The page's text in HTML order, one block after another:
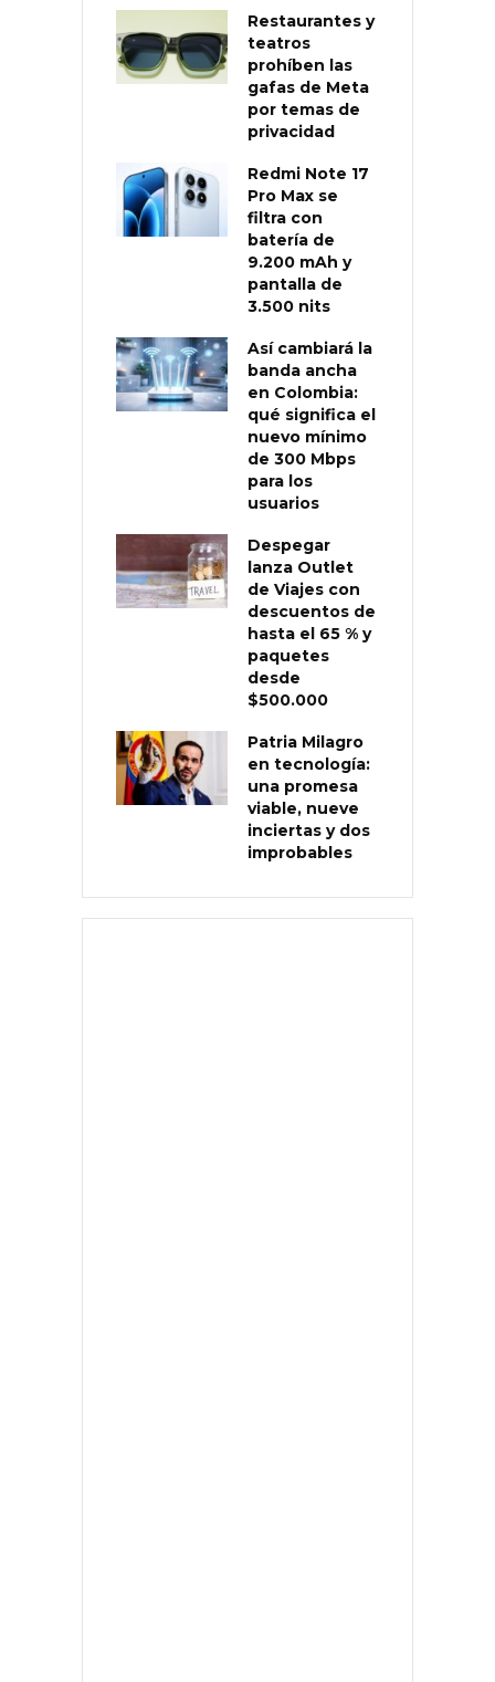
Restaurantes y
teatros
prohíben las
gafas de Meta
por temas de
privacidad
Redmi Note 17
Pro Max se
filtra con
batería de
9.200 mAh y
pantalla de
3.500 nits
Así cambiará la
banda ancha
en Colombia:
qué significa el
nuevo mínimo
de 300 Mbps
para los
usuarios
Despegar
lanza Outlet
de Viajes con
descuentos de
hasta el 65 % y
paquetes
desde
$500.000
Patria Milagro
en tecnología:
una promesa
viable, nueve
inciertas y dos
improbables